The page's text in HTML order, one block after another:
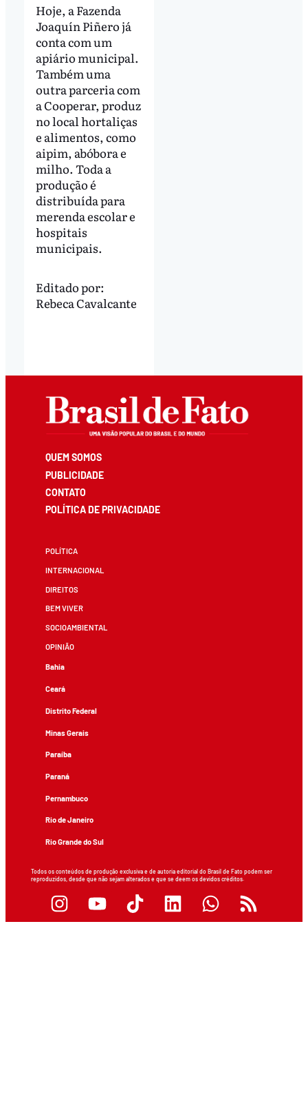
Hoje, a Fazenda
Joaquín Piñero já
conta com um
apiário municipal.
Também uma
outra parceria com
a Cooperar, produz
no local hortaliças
e alimentos, como
aipim, abóbora e
milho. Toda a
produção é
distribuída para
merenda escolar e
hospitais
municipais.
Editado por:
Rebeca Cavalcante
QUEM SOMOS
PUBLICIDADE
CONTATO
POLÍTICA DE PRIVACIDADE
POLÍTICA
INTERNACIONAL
DIREITOS
BEM VIVER
SOCIOAMBIENTAL
OPINIÃO
Bahia
Ceará
Distrito Federal
Minas Gerais
Paraíba
Paraná
Pernambuco
Rio de Janeiro
Rio Grande do Sul
Todos os conteúdos de produção exclusiva e de autoria editorial do Brasil de Fato podem ser
reproduzidos, desde que não sejam alterados e que se deem os devidos créditos.